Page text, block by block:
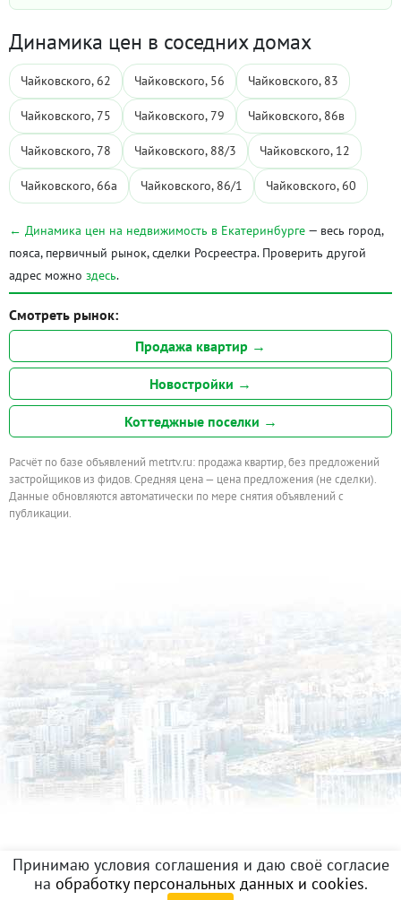
Динамика цен в соседних домах
Чайковского, 62 Чайковского, 56 Чайковского, 83
Чайковского, 75 Чайковского, 79 Чайковского, 86в
Чайковского, 78 Чайковского, 88/3 Чайковского, 12
Чайковского, 66а Чайковского, 86/1 Чайковского, 60
← Динамика цен на недвижимость в Екатеринбурге — весь город,
пояса, первичный рынок, сделки Росреестра. Проверить другой
адрес можно здесь.
Смотреть рынок:
Продажа квартир →
Новостройки →
Коттеджные поселки →
Расчёт по базе объявлений metrtv.ru: продажа квартир, без предложений
застройщиков из фидов. Средняя цена — цена предложения (не сделки).
Данные обновляются автоматически по мере снятия объявлений с
публикации.
Принимаю условия соглашения и даю своё согласие
на обработку персональных данных и cookies.